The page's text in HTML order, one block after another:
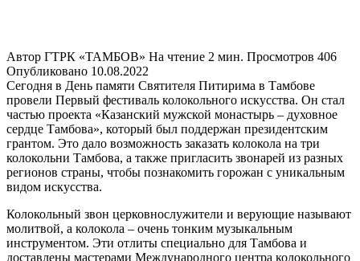
Автор ГТРК «ТАМБОВ» На чтение 2 мин. Просмотров 406
Опубликовано 10.08.2022
Сегодня в День памяти Святителя Питирима в Тамбове
провели Первый фестиваль колокольного искусства. Он стал
частью проекта «Казанский мужской монастырь – духовное
сердце Тамбова», который был поддержан президентским
грантом. Это дало возможность заказать колокола на три
колокольни Тамбова, а также пригласить звонарей из разных
регионов страны, чтобы познакомить горожан с уникальным
видом искусства.
Колокольный звон церковнослужители и верующие называют
молитвой, а колокола – очень тонким музыкальным
инструментом. Эти отлиты специально для Тамбова и
доставлены мастерами Международного центра колокольного